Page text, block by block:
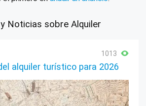
Noticias sobre Alquiler
1013
alquiler turístico para 2026